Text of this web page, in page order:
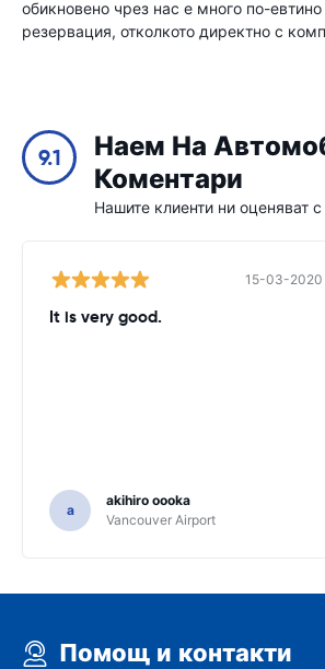
обикновено чрез нас е много по-
резервация, отколкото директно с
9.1
Наем На
Коментари
Нашите клиенти ни оценяват
15-03-2020
It is very good.
a
akihiro oooka
Vancouver Airport
Помощ и контакти